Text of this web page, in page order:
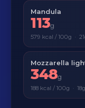
Mandula
113g
579 kcal / 100g ·
Mozzarella
348g
188 kcal / 100g ·